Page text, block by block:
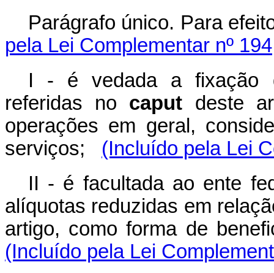
Parágrafo único. Para
pela Lei Complementar nº
I - é vedada a fixação
referidas no caput deste
operações em geral,
serviços;
(Incluído pela Lei
II - é facultada ao ente
alíquotas reduzidas em
artigo, como forma de
(Incluído pela Lei